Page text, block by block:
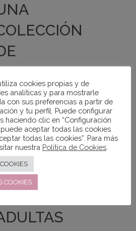
cookies propias y de
analíticas y para mostrarle
con sus preferencias a partir de
y tu perfil. Puede configurar
haciendo clic en “Configuración
puede aceptar todas las cookies
todas las cookies”. Para más
nuestra Política de Cookies
COOKIES